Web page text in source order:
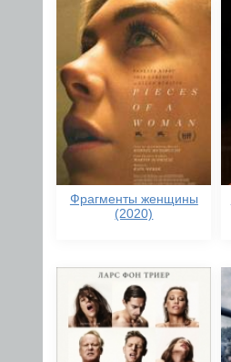
Фрагменты женщины
(2020)